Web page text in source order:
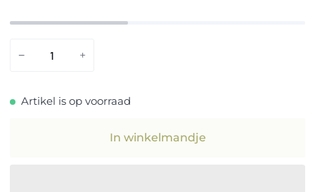
− +
Artikel is op voorraad
In winkelmandje